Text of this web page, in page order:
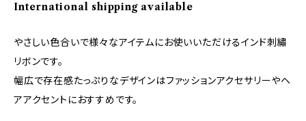
International shipping available
やさしい色合いで様々なアイテムにお使いいただけるインド刺繡
リボンです。
幅広で存在感たっぷりなデザインはファッションアクセサリーやヘ
アアクセントにおすすめです。